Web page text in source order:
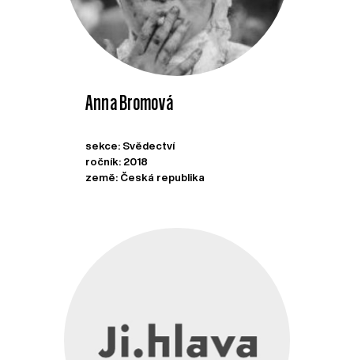
Anna Bromová
sekce: Svědectví
ročník: 2018
země: Česká republika